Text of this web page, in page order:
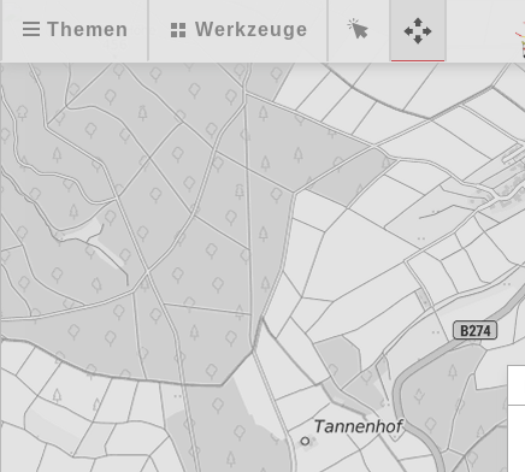
Themen Werkzeuge